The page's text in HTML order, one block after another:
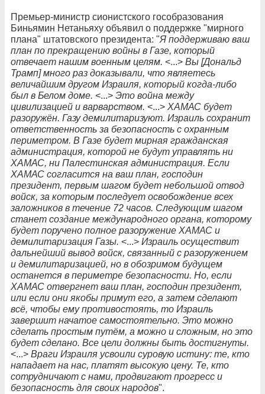
Премьер-министр сионистского гособразования
Биньямин Нетаньяху объявил о поддержке "мирного
плана" штатовского президента: "Я поддерживаю ваш
план по прекращению войны в Газе, который
отвечает нашим военным целям. <...> Вы [Дональд
Трамп] много раз доказывали, что являетесь
величайшим другом Израиля, который когда-либо
был в Белом доме. <...> Это война между
цивилизацией и варварством. <...> ХАМАС будет
разоружён. Газу демилитаризуют. Израиль сохранит
ответственность за безопасность с охранным
периметром. В Газе будет мирная гражданская
администрация, которой не будут управлять ни
ХАМАС, ни Палестинская администрация. Если
ХАМАС согласится на ваш план, господин
президент, первым шагом будет небольшой отвод
войск, за которым последует освобождение всех
заложников в течение 72 часов. Следующим шагом
станет создание международного органа, которому
будет поручено полное разоружение ХАМАС и
демилитаризация Газы. <...> Израиль осуществит
дальнейший вывод войск, связанный с разоружением
и демилитаризацией, но в обозримом будущем
останется в периметре безопасности. Но, если
ХАМАС отвергнет ваш план, господин президент,
или если они якобы примут его, а затем сделают
всё, чтобы ему противостоять, то Израиль
завершит начатое самостоятельно. Это можно
сделать простым путём, а можно и сложным, но это
будет сделано. Все цели должны быть достигнуты.
<...> Враги Израиля усвоили суровую истину: те, кто
нападает на нас, платят высокую цену. Те, кто
сотрудничают с нами, продвигают прогресс и
безопасность для своих народов".